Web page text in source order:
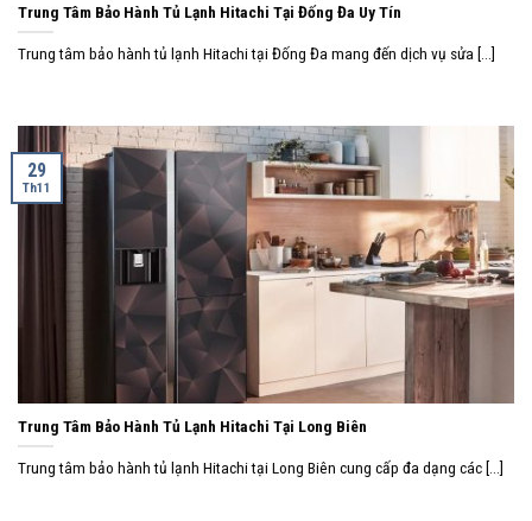
Trung Tâm Bảo Hành Tủ Lạnh Hitachi Tại Đống Đa Uy Tín
Trung tâm bảo hành tủ lạnh Hitachi tại Đống Đa mang đến dịch vụ sửa [...]
Trung Tâm Bảo Hành Tủ Lạnh Hitachi Tại Long Biên
Trung tâm bảo hành tủ lạnh Hitachi tại Long Biên cung cấp đa dạng các [...]
29
Th11